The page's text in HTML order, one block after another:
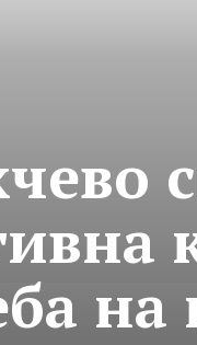
на